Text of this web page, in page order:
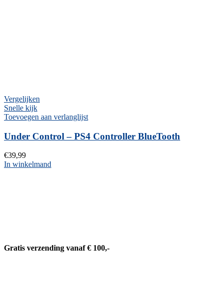
Vergelijken
Snelle kijk
Toevoegen aan verlanglijst
Under Control – PS4 Controller BlueTooth
€39,99
In winkelmand
Gratis verzending vanaf € 100,-